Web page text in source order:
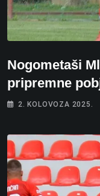
Nogometaši
pripremne
2. KOLOVOZA 2025.